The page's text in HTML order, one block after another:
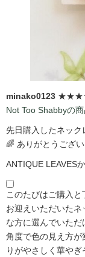
minako0123
Not Too Shabbyの
先日購入したネッ
🌈 ありがとうござ
ANTIQUE LEAVES
このたびはご購入
お迎えいただいた
な方に選んでいた
角度で色の見え方
りがやさしく華や